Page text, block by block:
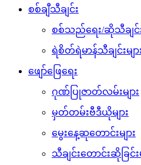
စစ်ချီသီချင်း
စစ်သည်ရေး/ဆိုသီချင်း
ရဲစိတ်ရဲမာန်သီချင်းမျာ
ဖျော်ဖြေရေး
ဂုဏ်ပြုဇာတ်လမ်းများ
မှတ်တမ်းဗီဒီယိုများ
မွေးနေ့ဆုတောင်းများ
သီချင်းတောင်းဆိုခြင်းမ